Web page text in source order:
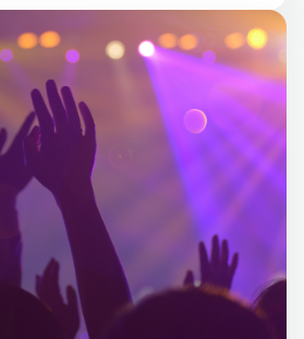
Medikament abhängig?